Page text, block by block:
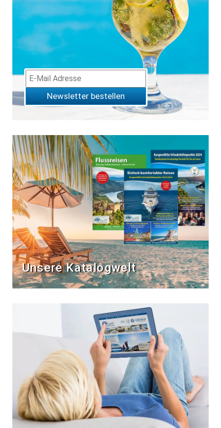
Newsletter bestellen
Unsere Katalogwelt